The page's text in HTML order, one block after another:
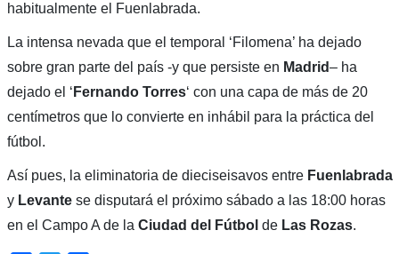
habitualmente el Fuenlabrada.
La intensa nevada que el temporal ‘Filomena’ ha dejado
sobre gran parte del país -y que persiste en Madrid– ha
dejado el ‘ Fernando Torres‘ con una capa de más de 20
centímetros que lo convierte en inhábil para la práctica del
fútbol.
Así pues, la eliminatoria de dieciseisavos entre Fuenlabrada
y Levante se disputará el próximo sábado a las 18:00 horas
en el Campo A de la Ciudad del Fútbol de Las Rozas.